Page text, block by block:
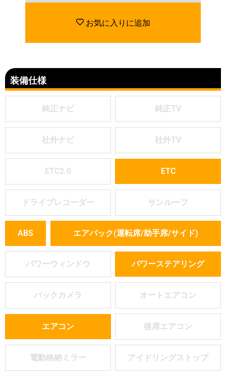
お気に入りに追加
装備仕様
純正ナビ 純正TV
社外ナビ 社外TV
ETC2.0 ETC
ドライブレコーダー サンルーフ
ABS エアバック(運転席/助手席/サイド)
パワーウィンドウ パワーステアリング
バックカメラ オートエアコン
エアコン 後席エアコン
電動格納ミラー アイドリングストップ